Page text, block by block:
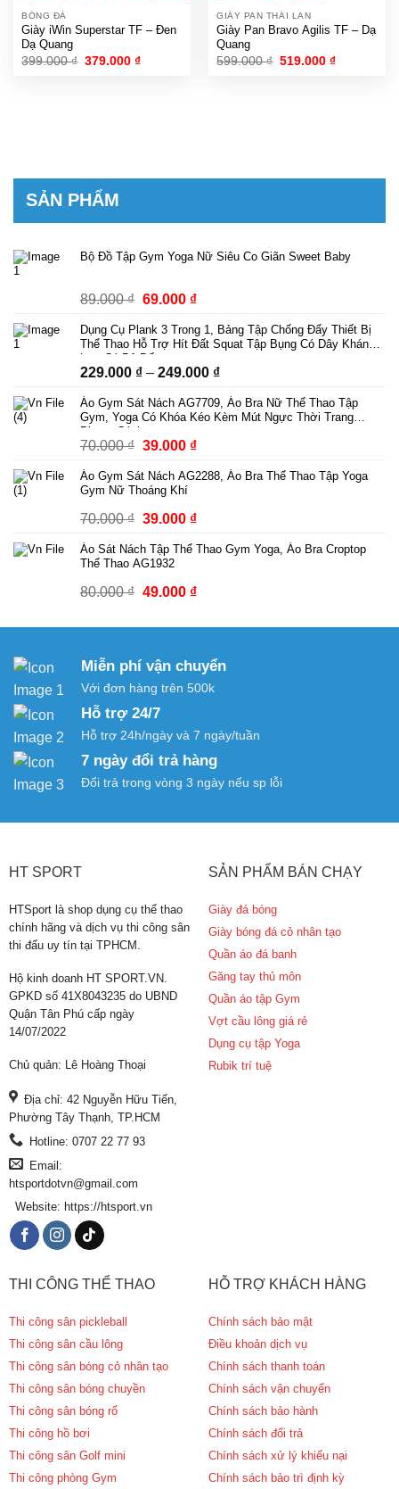
BÓNG ĐÁ
Giày iWin Superstar TF – Đen
Dạ Quang
399.000₫ Giá
379.000₫Giá
GIÀY PAN THÁI LAN
Giày Pan Bravo Agilis TF – Dạ
Quang
599.000₫ Giá
519.000₫Giá
SẢN PHẨM
Bộ Đồ Tập Gym Yoga Nữ Siêu Co Giãn Sweet Baby
89.000₫ Giá
là:
89.000 ₫.
69.000 ₫Giá
tại
69.000 ₫.
Dụng Cụ Plank 3 Trong 1, Bảng Tập Chống Đẩy Thiết Bị
Thể Thao Hỗ Trợ Hít Đất Squat Tập Bụng Có Dây Kháng
Lực Có Bộ Đếm
229.000 ₫ – 249.000 ₫Khoảng
từ
229.000 ₫
Áo Gym Sát Nách AG7709, Áo Bra Nữ Thể Thao Tập
Gym, Yoga Có Khóa Kéo Kèm Mút Ngực Thời Trang
Phong Cách
70.000₫ Giá
là:
70.000 ₫.
39.000 ₫Giá
tại
39.000 ₫.
Áo Gym Sát Nách AG2288, Áo Bra Thể Thao Tập Yoga
Gym Nữ Thoáng Khí
70.000₫ Giá
là:
39.000 ₫Giá
tại
39.000 ₫.
Áo Sát Nách Tập Thể Thao Gym Yoga, Áo Bra Croptop
Thể Thao AG1932
80.000₫ Giá
là:
49.000 ₫Giá
tại
49.000 ₫.
Miễn phí vận chuyển
Với đơn hàng trên 500k
Hỗ trợ 24/7
Hỗ trợ 24h/ngày và 7 ngày/tuần
7 ngày đổi trả hàng
Đổi trả trong vòng 3 ngày nếu sp lỗi
HT SPORT
HTSport là shop dụng cụ thể thao
chính hãng và dịch vụ thi công sân
thi đấu uy tín tại TPHCM.
Hộ kinh doanh HT SPORT.VN.
GPKD số 41X8043235 do UBND
Quận Tân Phú cấp ngày
14/07/2022
Chủ quản: Lê Hoàng Thoại
Địa chỉ: 42 Nguyễn Hữu Tiến,
Phường Tây Thạnh, TP.HCM
Hotline: 0707 22 77 93
Email:
htsportdotvn@gmail.com
Website: https://htsport.vn
SẢN PHẨM BÁN CHẠY
Giày đá bóng
Giày bóng đá cỏ nhân tạo
Quần áo đá banh
Găng tay thủ môn
Quần áo tập Gym
Vợt cầu lông giá rẻ
Dụng cụ tập Yoga
Rubik trí tuệ
THI CÔNG THỂ THAO
Thi công sân pickleball
Thi công sân cầu lông
Thi công sân bóng cỏ nhân tạo
Thi công sân bóng chuyền
Thi công sân bóng rổ
Thi công hồ bơi
Thi công sân Golf mini
Thi công phòng Gym
HỖ TRỢ KHÁCH HÀNG
Chính sách bảo mật
Điều khoản dịch vụ
Chính sách thanh toán
Chính sách vận chuyển
Chính sách bảo hành
Chính sách đổi trả
Chính sách xử lý khiếu nại
Chính sách bảo trì định kỳ